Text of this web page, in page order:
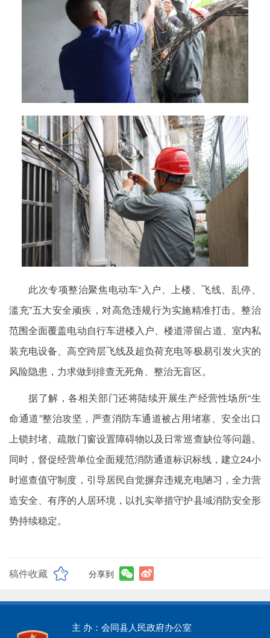
此次专项整治聚焦电动车“入户、上楼、飞线、乱停、
滥充”五大安全顽疾，对高危违规行为实施精准打击。整治
范围全面覆盖电动自行车进楼入户、楼道滞留占道、室内私
装充电设备、高空跨层飞线及超负荷充电等极易引发火灾的
风险隐患，力求做到排查无死角、整治无盲区。
据了解，各相关部门还将陆续开展生产经营性场所“生
命通道”整治攻坚，严查消防车通道被占用堵塞、安全出口
上锁封堵、疏散门窗设置障碍物以及日常巡查缺位等问题。
同时，督促经营单位全面规范消防通道标识标线，建立24小
时巡查值守制度，引导居民自觉摒弃违规充电陋习，全力营
造安全、有序的人居环境，以扎实举措守护县域消防安全形
势持续稳定。
稿件收藏 分享到
主 办：会同县人民政府办公室